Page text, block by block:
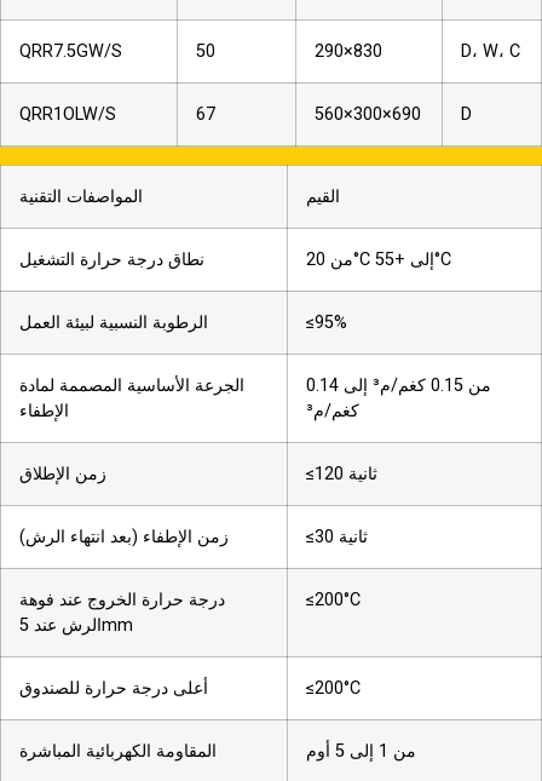
QRR7.5GW/S 50 290×830 D، W، C
QRR1OLW/S 67 560×300×690 D
المواصفات التقنية القيم
نطاق درجة حرارة التشغيل من 20°C إلى +55°C
الرطوبة النسبية لبيئة العمل ≤95%
الجرعة الأساسية المصممة لمادة
الإطفاء
من 0.15 كغم/م³ إلى 0.14
كغم/م³
زمن الإطلاق ≤120 ثانية
زمن الإطفاء (بعد انتهاء الرش) ≤30 ثانية
درجة حرارة الخروج عند فوهة
الرش عند 5mm
≤200°C
أعلى درجة حرارة للصندوق ≤200°C
المقاومة الكهربائية المباشرة من 1 إلى 5 أوم